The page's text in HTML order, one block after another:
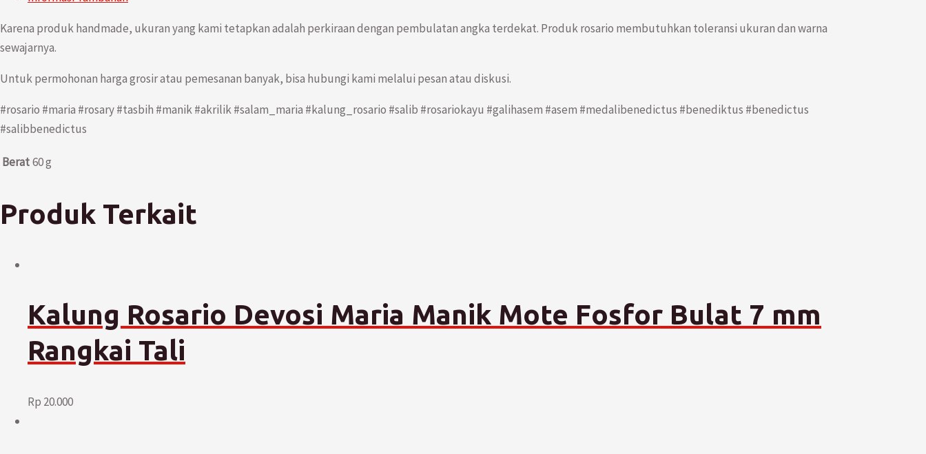
Karena produk handmade, ukuran yang kami tetapkan adalah perkiraan dengan pembulatan angka terdekat. Produk rosario membutuhkan toleransi ukuran dan warna
sewajarnya.
Untuk permohonan harga grosir atau pemesanan banyak, bisa hubungi kami melalui pesan atau diskusi.
#rosario #maria #rosary #tasbih #manik #akrilik #salam_maria #kalung_rosario #salib #rosariokayu #galihasem #asem #medalibenedictus #benediktus #benedictus
#salibbenedictus
Berat60 g
Produk Terkait
Kalung Rosario Devosi Maria Manik Mote Fosfor Bulat 7 mm
Rangkai Tali
Rp 20.000